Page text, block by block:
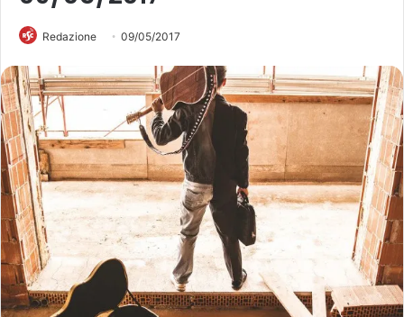
Redazione 09/05/2017